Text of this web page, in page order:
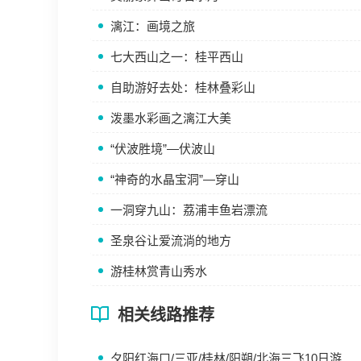
漓江：画境之旅
七大西山之一：桂平西山
自助游好去处：桂林叠彩山
泼墨水彩画之漓江大美
“伏波胜境”—伏波山
“神奇的水晶宝洞”—穿山
一洞穿九山：荔浦丰鱼岩漂流
圣泉谷让爱流淌的地方
游桂林赏青山秀水
相关线路推荐
夕阳红海口/三亚/桂林/阳朔/北海三飞10日游